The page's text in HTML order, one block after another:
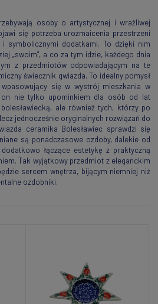
osoby o artystycznej i wrażliwej
się potrzeba urozmaicenia przestrzeni
i symbolicznymi dodatkami. To dzięki nim
„swoim”, a co za tym idzie, każdego dnia
z przedmiotów odpowiadającym na te
świecznik gwiazda. To idealny pomysł
się w wystrój mieszkania w
on nie tylko upominkiem dla osób od lat
ale również tych, którzy po
jednocześnie oryginalnych rozwiązań do
ceramika Bolesławiec sprawdzi się
są ponadczasowe ozdoby, dalekie od
łączące estetykę z praktyczną
Tak wyjątkowy przedmiot z eleganckim
sercem wnętrza, bijącym niemniej niż
ozdobniki.